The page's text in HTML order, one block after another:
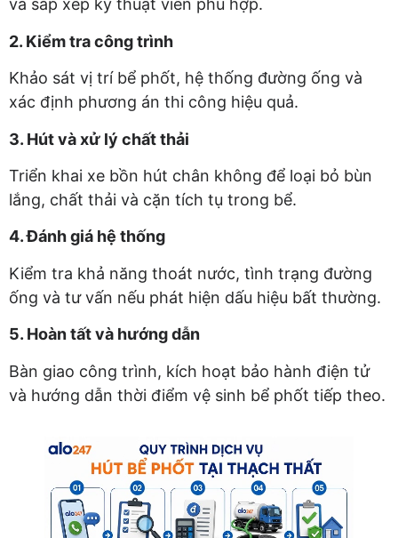
và sắp xếp kỹ thuật viên phù hợp.
2. Kiểm tra công trình
Khảo sát vị trí bể phốt, hệ thống đường ống và
xác định phương án thi công hiệu quả.
3. Hút và xử lý chất thải
Triển khai xe bồn hút chân không để loại bỏ bùn
lắng, chất thải và cặn tích tụ trong bể.
4. Đánh giá hệ thống
Kiểm tra khả năng thoát nước, tình trạng đường
ống và tư vấn nếu phát hiện dấu hiệu bất thường.
5. Hoàn tất và hướng dẫn
Bàn giao công trình, kích hoạt bảo hành điện tử
và hướng dẫn thời điểm vệ sinh bể phốt tiếp theo.